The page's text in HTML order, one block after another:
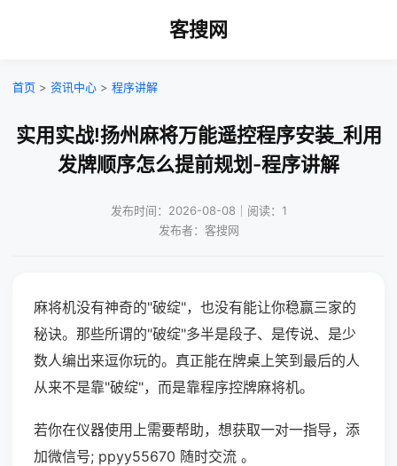
客搜网
首页 > 资讯中心 > 程序讲解
实用实战!扬州麻将万能遥控程序安装_利用
发牌顺序怎么提前规划-程序讲解
发布时间：2026-08-08｜阅读：1
发布者：客搜网
麻将机没有神奇的"破绽"，也没有能让你稳赢三家的
秘诀。那些所谓的"破绽"多半是段子、是传说、是少
数人编出来逗你玩的。真正能在牌桌上笑到最后的人
从来不是靠"破绽"，而是靠程序控牌麻将机。
若你在仪器使用上需要帮助，想获取一对一指导，添
加微信号; ppyy55670 随时交流 。